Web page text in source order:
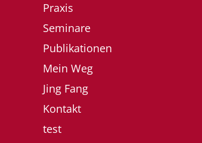
Praxis
Seminare
Publikationen
Mein Weg
Jing Fang
Kontakt
test